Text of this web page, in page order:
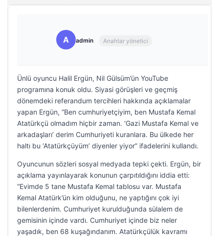
A admin Anahtar yönetici
Ünlü oyuncu Halil Ergün, Nil Gülsüm’ün YouTube
programına konuk oldu. Siyasi görüşleri ve geçmiş
dönemdeki referandum tercihleri hakkında açıklamalar
yapan Ergün, “Ben cumhuriyetçiyim, ben Mustafa Kemal
Atatürkçü olmadım hiçbir zaman. ‘Gazi Mustafa Kemal ve
arkadaşları’ derim Cumhuriyeti kuranlara. Bu ülkede her
haltı bu ‘Atatürkçüyüm’ diyenler yiyor” ifadelerini kullandı.
Oyuncunun sözleri sosyal medyada tepki çekti. Ergün, bir
açıklama yayınlayarak konunun çarpıtıldığını iddia etti:
“Evimde 5 tane Mustafa Kemal tablosu var. Mustafa
Kemal Atatürk’ün kim olduğunu, ne yaptığını çok iyi
bilenlerdenim. Cumhuriyet kurulduğunda sülalem de
gemisinin içinde vardı. Cumhuriyet içinde biz neler
yaşadık, ben 68 kuşağındanım. Atatürkçülük kavramı